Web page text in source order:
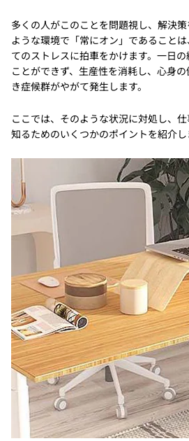
多くの人がこのことを問題視し、解決
ような環境で「常にオン」であること
てのストレスに拍車をかけます。一日
ことができず、生産性を消耗し、心身
き症候群がやがて発生します。
ここでは、そのような状況に対処し、
知るためのいくつかのポイントを紹介し